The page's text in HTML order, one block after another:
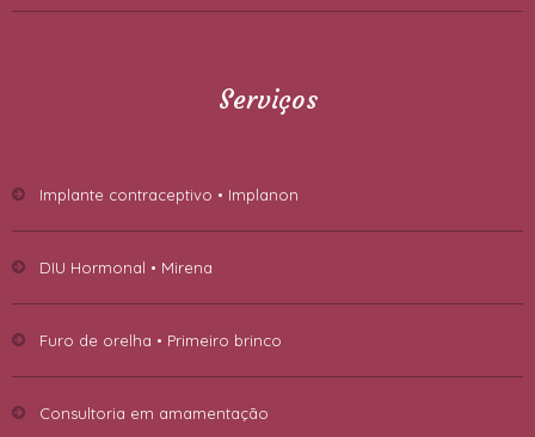
Serviços
Implante contraceptivo • Implanon
DIU Hormonal • Mirena
Furo de orelha • Primeiro brinco
Consultoria em amamentação